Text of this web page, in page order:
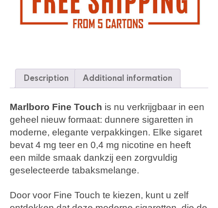
Description Additional information
Marlboro Fine Touch is nu verkrijgbaar in een
geheel nieuw formaat: dunnere sigaretten in
moderne, elegante verpakkingen. Elke sigaret
bevat 4 mg teer en 0,4 mg nicotine en heeft
een milde smaak dankzij een zorgvuldig
geselecteerde tabaksmelange.
Door voor Fine Touch te kiezen, kunt u zelf